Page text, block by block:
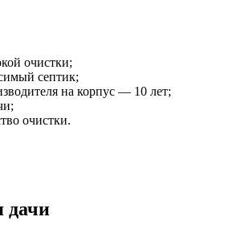
очистки;
септик;
на корпус — 10 лет;
очистки.
дачи